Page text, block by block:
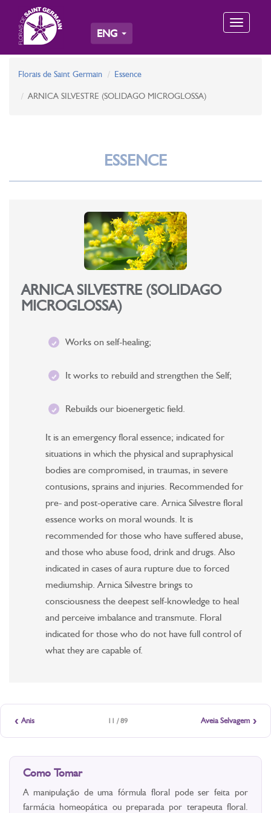
Toggle
ENG
Florais de Saint Germain Essence
ARNICA SILVESTRE (SOLIDAGO MICROGLOSSA)
ESSENCE
ARNICA SILVESTRE (SOLIDAGO
MICROGLOSSA)
Works on self-healing;
It works to rebuild and strengthen the Self;
Rebuilds our bioenergetic field.
It is an emergency floral essence; indicated for
situations in which the physical and supraphysical
bodies are compromised, in traumas, in severe
contusions, sprains and injuries. Recommended for
pre- and post-operative care. Arnica Silvestre floral
essence works on moral wounds. It is
recommended for those who have suffered abuse,
and those who abuse food, drink and drugs. Also
indicated in cases of aura rupture due to forced
mediumship. Arnica Silvestre brings to
consciousness the deepest self-knowledge to heal
and perceive imbalance and transmute. Floral
indicated for those who do not have full control of
what they are capable of.
‹ Anis 11 / 89 Aveia Selvagem ›
Como Tomar
A manipulação de uma fórmula floral pode ser feita por
farmácia homeopática ou preparada por terapeuta floral.